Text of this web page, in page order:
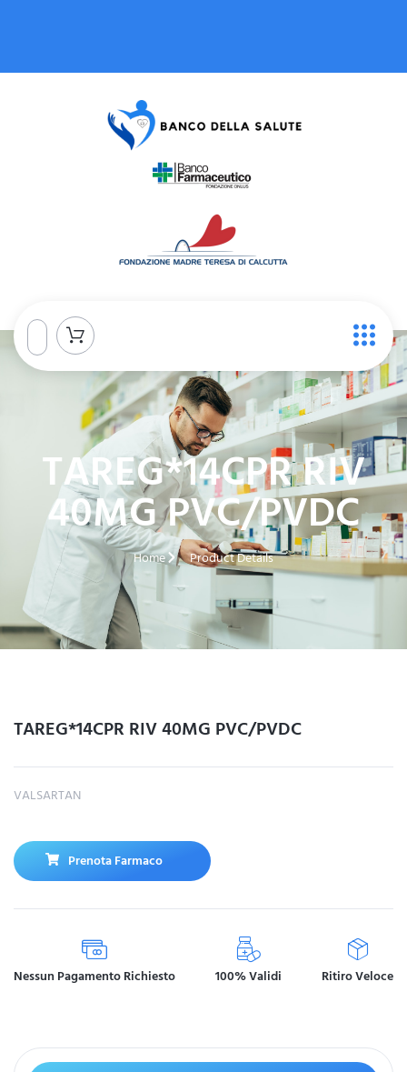
TAREG*14CPR RIV
40MG PVC/PVDC
Home Product Details
TAREG*14CPR RIV 40MG PVC/PVDC
VALSARTAN
Prenota Farmaco
Nessun Pagamento Richiesto 100% Validi Ritiro Veloce